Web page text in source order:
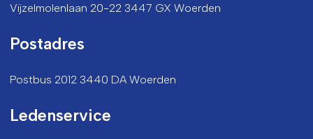
Vijzelmolenlaan 20-22 3447 GX Woerden
Postadres
Postbus 2012 3440 DA Woerden
Ledenservice